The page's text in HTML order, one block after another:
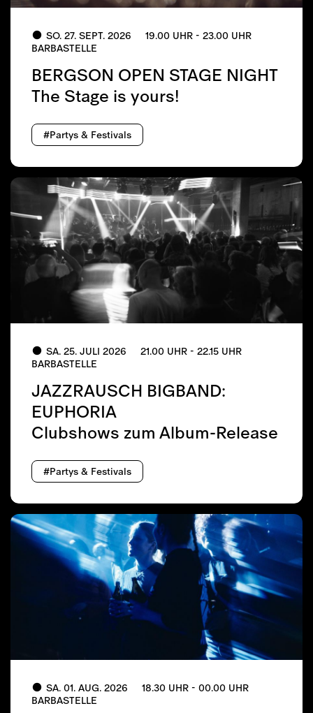
SO. 27. SEPT. 2026
19.00 UHR - 23.00 UHR
BARBASTELLE
BERGSON OPEN STAGE NIGHT
The Stage is yours!
#Partys & Festivals
SA. 25. JULI 2026
21.00 UHR - 22.15 UHR
BARBASTELLE
JAZZRAUSCH BIGBAND:
EUPHORIA
Clubshows zum Album-Release
#Partys & Festivals
SA. 01. AUG. 2026
18.30 UHR - 00.00 UHR
BARBASTELLE